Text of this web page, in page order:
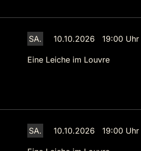
SA. 10.10.2026 19:00 Uhr
Eine Leiche im Louvre
SA. 10.10.2026 19:00 Uhr